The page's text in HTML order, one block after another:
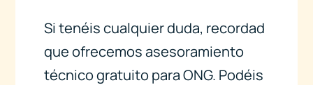
Si tenéis cualquier duda, recordad
que ofrecemos asesoramiento
técnico gratuito para ONG. Podéis